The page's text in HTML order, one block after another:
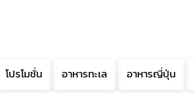
โปรโมชั่น อาหารทะเล อาหารญี่ปุ่น